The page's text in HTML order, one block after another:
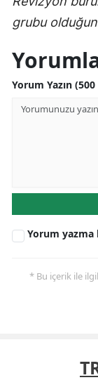
grubu
Yorum Yazın
Yorum yazma
* Bu içerik ile